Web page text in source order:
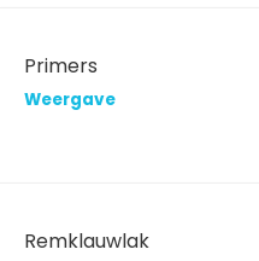
Primers
Weergave
Remklauwlak